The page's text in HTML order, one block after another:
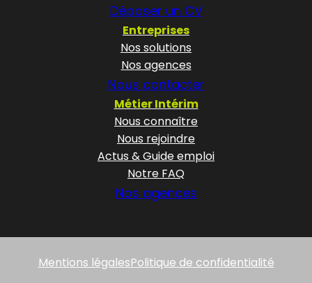
Déposer un CV
Entreprises
Nos solutions
Nos agences
Nous contacter
Métier Intérim
Nous connaître
Nous rejoindre
Actus & Guide emploi
Notre FAQ
Nos agences
Mentions légalesPolitique de confidentialité